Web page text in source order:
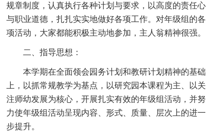
规章制度，认真执行各种计划与要求，以高度的责任心
与职业道德，扎扎实实地做好各项工作。对年级组的各
项活动，大家都能积极主动地参加，主人翁精神很强。
二、指导思想：
本学期在全面领会园务计划和教研计划精神的基础
上，以抓常规教学为基点，以研究园本课程为主、以关
注师幼发展为核心，开展扎实有效的年级组活动，并努
力使年级组活动呈现内容、形式、质量、层次上的进一
步提升。